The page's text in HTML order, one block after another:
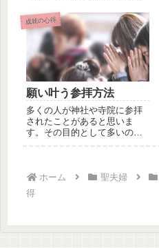
る方も多...
成就の心得
願い叶う参拝方法
多くの人が神社や寺院に参拝
されたことがあると思いま
す。その目的として多いのが
ホーム 聖夫婦
得